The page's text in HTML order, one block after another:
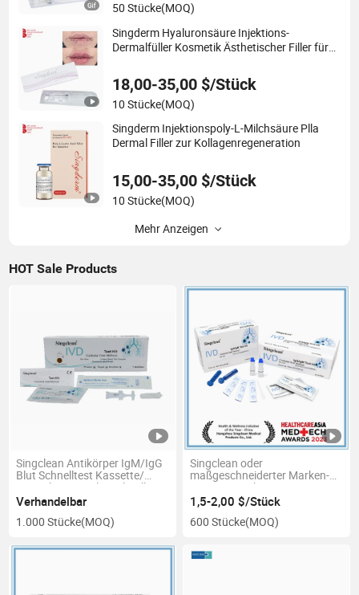
50 Stücke(MOQ)
Singderm Hyaluronsäure Injektions-
Dermalfüller Kosmetik Ästhetischer Filler für
18,00-35,00 $/Stück
10 Stücke(MOQ)
Singderm Injektionspoly-L-Milchsäure Plla
Dermal Filler zur Kollagenregeneration
15,00-35,00 $/Stück
10 Stücke(MOQ)
Mehr Anzeigen
HOT Sale Products
Singclean Antikörper IgM/IgG
Blut Schnelltest Kassette/
Nasopharyngealer Schnelltest-
Kit mit CE
Verhandelbar
1.000 Stücke(MOQ)
Singclean oder
maßgeschneiderter Marken-
Igg/Igm-Antikörper-
Schnelltest-Kit
Schnelldiagnosetests mit CE-
Zertifizierung
1,5-2,00 $/Stück
600 Stücke(MOQ)